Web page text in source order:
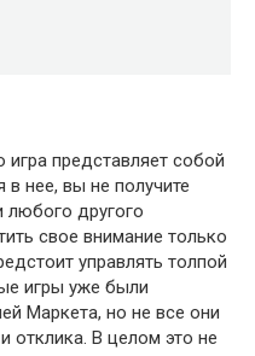
игра представляет собой
нее, вы не получите
любого другого
свое внимание только
управлять толпой
игры уже были
Маркета, но не все они
отклика. В целом это не